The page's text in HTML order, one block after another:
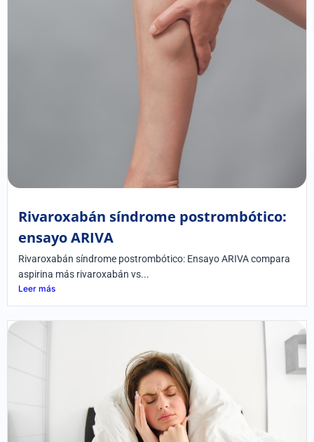
Rivaroxabán síndrome postrombótico:
ensayo ARIVA
Rivaroxabán síndrome postrombótico: Ensayo ARIVA compara
aspirina más rivaroxabán vs...
Leer más